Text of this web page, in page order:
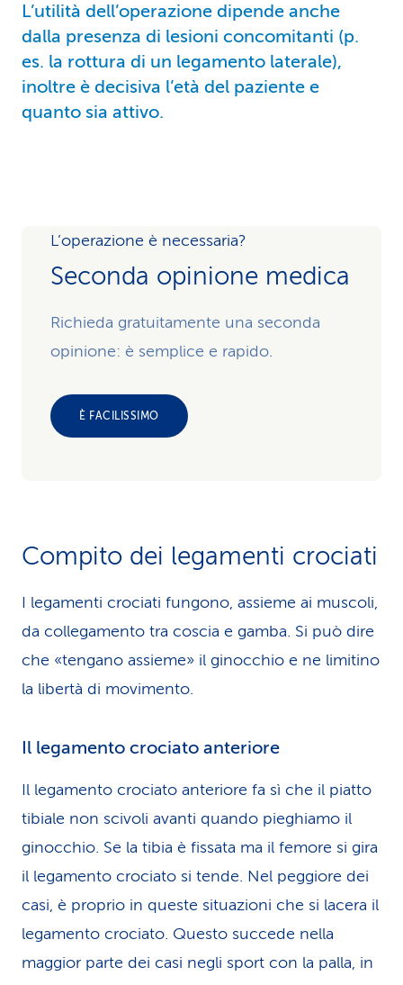
L’utilità dell’operazione dipende anche
dalla presenza di lesioni concomitanti (p.
es. la rottura di un legamento laterale),
inoltre è decisiva l’età del paziente e
quanto sia attivo.
L’operazione è necessaria?
Seconda opinione medica
Richieda gratuitamente una seconda
opinione: è semplice e rapido.
È FACILISSIMO
Compito dei legamenti crociati
I legamenti crociati fungono, assieme ai muscoli,
da collegamento tra coscia e gamba. Si può dire
che «tengano assieme» il ginocchio e ne limitino
la libertà di movimento.
Il legamento crociato anteriore
Il legamento crociato anteriore fa sì che il piatto
tibiale non scivoli avanti quando pieghiamo il
ginocchio. Se la tibia è fissata ma il femore si gira
il legamento crociato si tende. Nel peggiore dei
casi, è proprio in queste situazioni che si lacera il
legamento crociato. Questo succede nella
maggior parte dei casi negli sport con la palla, in